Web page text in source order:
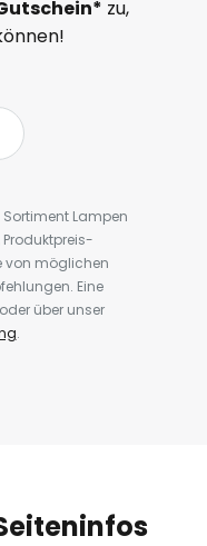
zu,
Lampen
von möglichen
Eine
über unser
.